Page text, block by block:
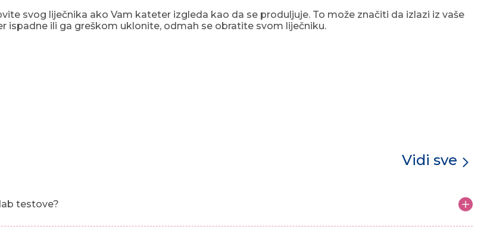
svog liječnika ako Vam kateter izgleda kao da se produljuje. To može značiti da izlazi iz vaše
ispadne ili ga greškom uklonite, odmah se obratite svom liječniku.
Vidi sve
testove?